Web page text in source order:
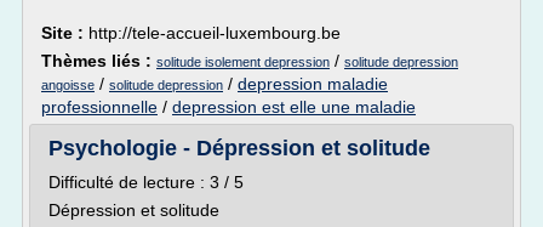
Site : http://tele-accueil-luxembourg.be
Thèmes liés : solitude isolement depression / solitude depression
angoisse / solitude depression / depression maladie
professionnelle / depression est elle une maladie
Psychologie - Dépression et solitude
Difficulté de lecture : 3 / 5
Dépression et solitude